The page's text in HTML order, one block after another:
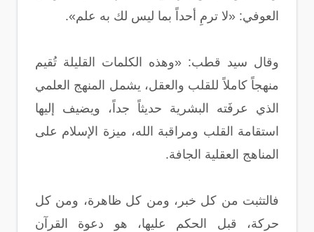
العوفي: «لا ترمِ أحداً بما ليس لك به علم».
وقال سيد قطب: «وهذه الكلمات القليلة تُقيم
منهجاً كاملاً للقلب والعقل، يشمل المنهج العلمي
الذي عرفَته البشرية حديثاً جداً، ويضيف إليها
استقامة القلب ومراقبة الله، ميزة الإسلام على
المناهج العقلية الجافة.
فالتثبت من كل خبر، ومن كل ظاهرة، ومن كل
حركة، قبل الحكم عليها، هو دعوة القرآن